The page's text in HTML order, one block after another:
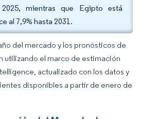
mientras que Egipto está
al 7,9% hasta 2031.
del mercado y los pronósticos de
utilizando el marco de estimación
actualizado con los datos y
disponibles a partir de enero de